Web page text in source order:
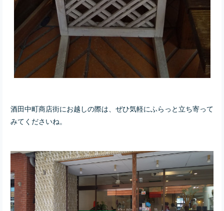
酒田中町商店街にお越しの際は、ぜひ気軽にふらっと立ち寄って
みてくださいね。